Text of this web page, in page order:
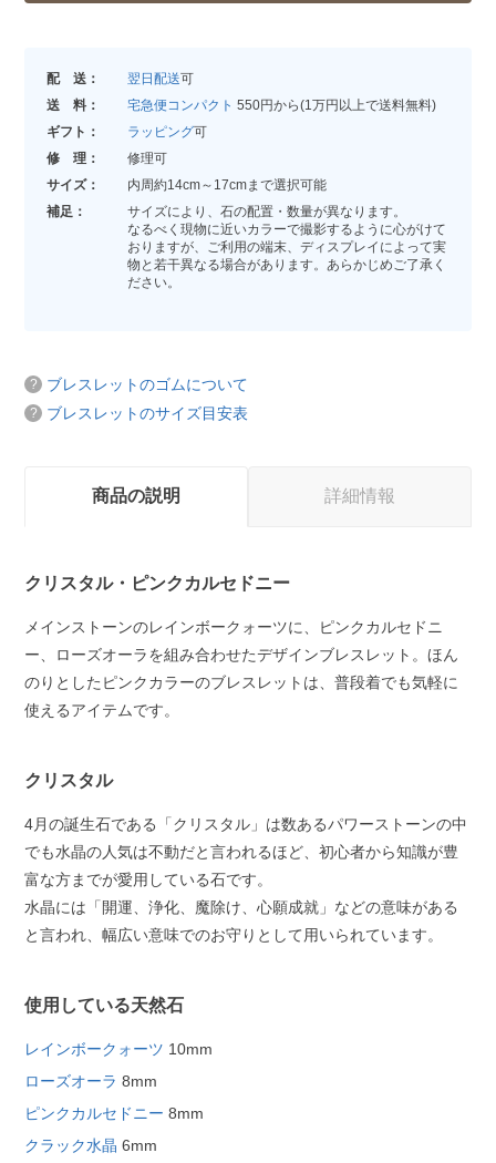
配 送： 翌日配送可
送 料：
宅急便コンパクト 550円から(1万円以上で送料無料)
ギフト：
ラッピング可
修 理：
修理可
サイズ：
内周約14cm～17cmまで選択可能
補足：
サイズにより、石の配置・数量が異なります。
なるべく現物に近いカラーで撮影するように心がけて
おりますが、ご利用の端末、ディスプレイによって実
物と若干異なる場合があります。あらかじめご了承く
ださい。
ブレスレットのゴムについて
ブレスレットのサイズ目安表
商品の説明 詳細情報
クリスタル・ピンクカルセドニー
メインストーンのレインボークォーツに、ピンクカルセドニ
ー、ローズオーラを組み合わせたデザインブレスレット。ほん
のりとしたピンクカラーのブレスレットは、普段着でも気軽に
使えるアイテムです。
クリスタル
4月の誕生石である「クリスタル」は数あるパワーストーンの中
でも水晶の人気は不動だと言われるほど、初心者から知識が豊
富な方までが愛用している石です。
水晶には「開運、浄化、魔除け、心願成就」などの意味がある
と言われ、幅広い意味でのお守りとして用いられています。
使用している天然石
レインボークォーツ 10mm
ローズオーラ 8mm
ピンクカルセドニー 8mm
クラック水晶 6mm